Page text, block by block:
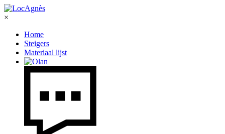
×
Home
Steigers
Materiaal lijst